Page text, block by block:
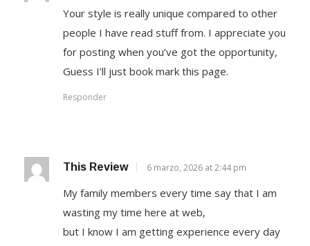
Your style is really unique compared to other
people I have read stuff from. I appreciate you
for posting when you’ve got the opportunity,
Guess I’ll just book mark this page.
Responder
This Review 6 marzo, 2026 at 2:44 pm
My family members every time say that I am
wasting my time here at web,
but I know I am getting experience every day